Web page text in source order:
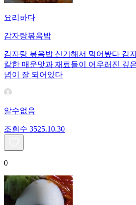
요리하다
감자탕볶음밥
감자탕 볶음밥 신기해서 먹어봤다 감
칼한 매운맛과 재료들이 어우러진 깊
념이 잘 되어있다
알수없음
조회수 3525.10.30
0